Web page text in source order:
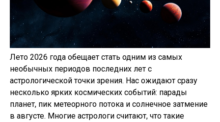
Лето 2026 года обещает стать одним из самых
необычных периодов последних лет с
астрологической точки зрения. Нас ожидают сразу
несколько ярких космических событий: парады
планет, пик метеорного потока и солнечное затмение
в августе. Многие астрологи считают, что такие